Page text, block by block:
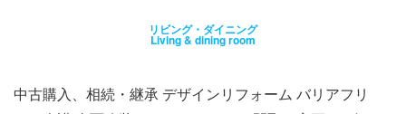
リビング・ダイニング
Living & dining room
中古購入、相続・継承 デザインリフォーム バリアフリ